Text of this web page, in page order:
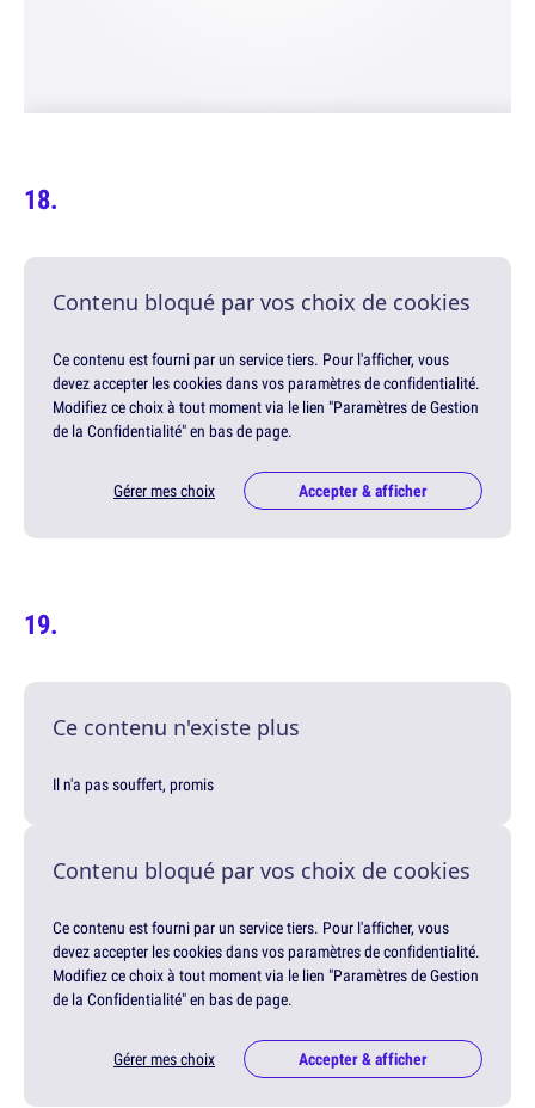
Contenu bloqué par vos choix de cookies
Ce contenu est fourni par un service tiers. Pour l'afficher, vous
devez accepter les cookies dans vos paramètres de confidentialité.
Modifiez ce choix à tout moment via le lien "Paramètres de Gestion
de la Confidentialité" en bas de page.
Gérer mes choix Accepter & afficher
Ce contenu n'existe plus
Il n'a pas souffert, promis
Contenu bloqué par vos choix de cookies
Ce contenu est fourni par un service tiers. Pour l'afficher, vous
devez accepter les cookies dans vos paramètres de confidentialité.
Modifiez ce choix à tout moment via le lien "Paramètres de Gestion
de la Confidentialité" en bas de page.
Gérer mes choix Accepter & afficher